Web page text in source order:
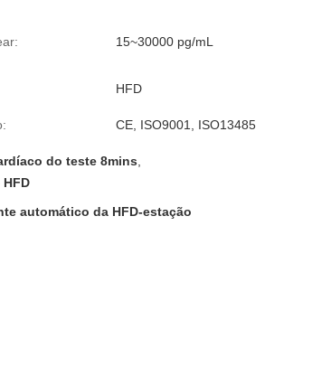
15~30000 pg/mL
HFD
CE, ISO9001, ISO13485
do teste 8mins
automático da HFD-estação